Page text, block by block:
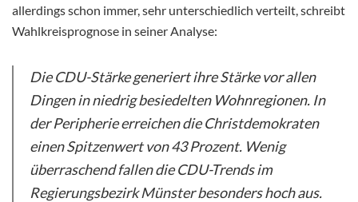
allerdings schon immer, sehr unterschiedlich verteilt, schreibt
Wahlkreisprognose in seiner Analyse:
Die CDU-Stärke generiert ihre Stärke vor allen
Dingen in niedrig besiedelten Wohnregionen. In
der Peripherie erreichen die Christdemokraten
einen Spitzenwert von 43 Prozent. Wenig
überraschend fallen die CDU-Trends im
Regierungsbezirk Münster besonders hoch aus.